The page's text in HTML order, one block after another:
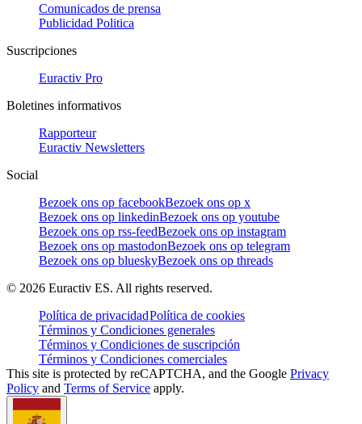
Comunicados de prensa
Publicidad Politica
Suscripciones
Euractiv Pro
Boletines informativos
Rapporteur
Euractiv Newsletters
Social
Bezoek ons op facebookBezoek ons op x
Bezoek ons op linkedinBezoek ons op youtube
Bezoek ons op rss-feedBezoek ons op instagram
Bezoek ons op mastodonBezoek ons op telegram
Bezoek ons op blueskyBezoek ons op threads
© 2026 Euractiv ES. All rights reserved.
Política de privacidadPolítica de cookies
Términos y Condiciones generales
Términos y Condiciones de suscripción
Términos y Condiciones comerciales
This site is protected by reCAPTCHA, and the Google Privacy
Policy and Terms of Service apply.